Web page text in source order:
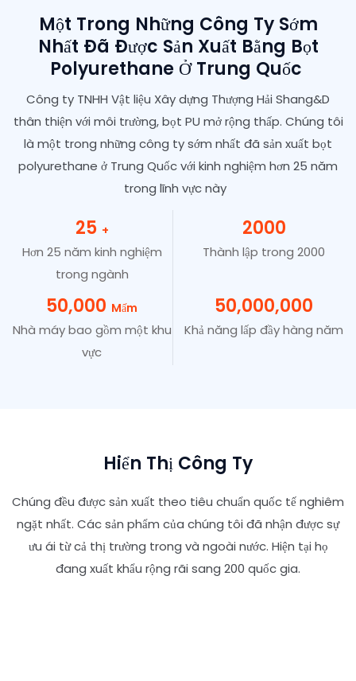
Một Trong Những Công Ty Sớm
Nhất Đã Được Sản Xuất Bằng Bọt
Polyurethane Ở Trung Quốc
Công ty TNHH Vật liệu Xây dựng Thượng Hải Shang&D
thân thiện với môi trường, bọt PU mở rộng thấp. Chúng tôi
là một trong những công ty sớm nhất đã sản xuất bọt
polyurethane ở Trung Quốc với kinh nghiệm hơn 25 năm
trong lĩnh vực này
25 +
Hơn 25 năm kinh nghiệm
trong ngành
2000
Thành lập trong 2000
50,000 Mấm
Nhà máy bao gồm một khu
vực
50,000,000
Khả năng lấp đầy hàng năm
Hiển Thị Công Ty
Chúng đều được sản xuất theo tiêu chuẩn quốc tế nghiêm
ngặt nhất. Các sản phẩm của chúng tôi đã nhận được sự
ưu ái từ cả thị trường trong và ngoài nước. Hiện tại họ
đang xuất khẩu rộng rãi sang 200 quốc gia.